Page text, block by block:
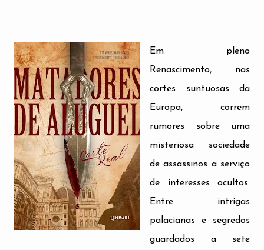
Em pleno
Renascimento, nas
cortes suntuosas da
Europa, correm
rumores sobre uma
misteriosa sociedade
de assassinos a serviço
de interesses ocultos.
Entre intrigas
palacianas e segredos
guardados a sete